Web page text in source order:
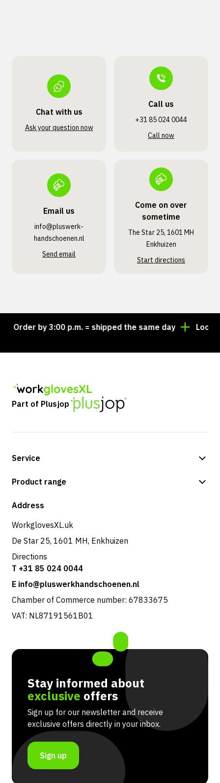
Chat with us
Ask your question now
Call us
+31 85 024 0044
Call now
Email us
info@pluswerk­
handschoenen.nl
Send email
Come on over
sometime
The Star 25, 1601 MH
Enkhuizen
Start directions
by 3:00 p.m. = shipped the same day Looking
Part of Plusjop
Service
Payment methods
Returns & service
Product range
Shop
Address
WorkglovesXL.uk
De Star 25, 1601 MH, Enkhuizen
Directions
T +31 85 024 0044
E info@pluswerkhandschoenen.nl
Chamber of Commerce number: 67833675
VAT: NL87191561B01
Stay informed about
exclusive offers
Sign up for our newsletter and receive
exclusive offers directly in your inbox.
Sign up